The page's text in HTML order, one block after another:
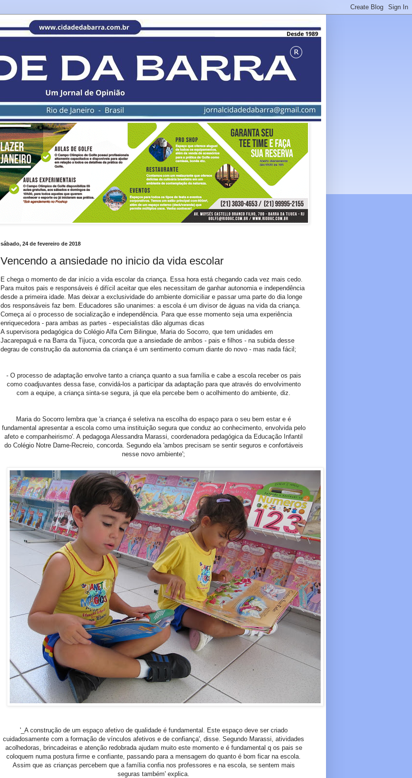
sábado, 24 de fevereiro de 2018
Vencendo a ansiedade no inicio da vida escolar
E chega o momento de dar início a vida escolar da criança. Essa hora está chegando cada vez mais cedo.
Para muitos pais e responsáveis é difícil aceitar que eles necessitam de ganhar autonomia e independência
desde a primeira idade. Mas deixar a exclusividade do ambiente domiciliar e passar uma parte do dia longe
dos responsáveis faz bem. Educadores são unanimes: a escola é um divisor de águas na vida da criança.
Começa aí o processo de socialização e independência. Para que esse momento seja uma experiência
enriquecedora - para ambas as partes - especialistas dão algumas dicas
A supervisora pedagógica do Colégio Alfa Cem Bilingue, Maria do Socorro, que tem unidades em
Jacarepaguá e na Barra da Tijuca, concorda que a ansiedade de ambos - pais e filhos - na subida desse
degrau de construção da autonomia da criança é um sentimento comum diante do novo - mas nada fácil;
- O processo de adaptação envolve tanto a criança quanto a sua família e cabe a escola receber os pais
como coadjuvantes dessa fase, convidá-los a participar da adaptação para que através do envolvimento
com a equipe, a criança sinta-se segura, já que ela percebe bem o acolhimento do ambiente, diz.
Maria do Socorro lembra que 'a criança é seletiva na escolha do espaço para o seu bem estar e é
fundamental apresentar a escola como uma instituição segura que conduz ao conhecimento, envolvida pelo
afeto e companheirismo'. A pedagoga Alessandra Marassi, coordenadora pedagógica da Educação Infantil
do Colégio Notre Dame-Recreio, concorda. Segundo ela 'ambos precisam se sentir seguros e confortáveis
nesse novo ambiente';
'_A construção de um espaço afetivo de qualidade é fundamental. Este espaço deve ser criado
cuidadosamente com a formação de vínculos afetivos e de confiança', disse. Segundo Marassi, atividades
acolhedoras, brincadeiras e atenção redobrada ajudam muito este momento e é fundamental q os pais se
coloquem numa postura firme e confiante, passando para a mensagem do quanto é bom ficar na escola.
Assim que as crianças percebem que a família confia nos professores e na escola, se sentem mais
seguras também' explica.